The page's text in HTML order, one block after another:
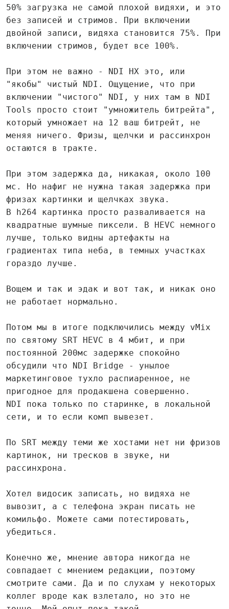
50% загрузка не самой плохой видяхи, и это
без записей и стримов. При включении
двойной записи, видяха становится 75%. При
включении стримов, будет все 100%.
При этом не важно - NDI HX это, или
"якобы" чистый NDI. Ощущение, что при
включении "чистого" NDI, у них там в NDI
Tools просто стоит "умножитель битрейта",
который умножает на 12 ваш битрейт, не
меняя ничего. Фризы, щелчки и рассинхрон
остаются в тракте.
При этом задержка да, никакая, около 100
мс. Но нафиг не нужна такая задержка при
фризах картинки и щелчках звука.
В h264 картинка просто разваливается на
квадратные шумные пиксели. В HEVC немного
лучше, только видны артефакты на
градиентах типа неба, в темных участках
гораздо лучше.
Вощем и так и эдак и вот так, и никак оно
не работает нормально.
Потом мы в итоге подключились между vMix
по святому SRT HEVC в 4 мбит, и при
постоянной 200мс задержке спокойно
обсудили что NDI Bridge - унылое
маркетинговое тухло распиаренное, не
пригодное для продакшена совершенно.
NDI пока только по старинке, в локальной
сети, и то если комп вывезет.
По SRT между теми же хостами нет ни фризов
картинок, ни тресков в звуке, ни
рассинхрона.
Хотел видосик записать, но видяха не
вывозит, а с телефона экран писать не
комильфо. Можете сами потестировать,
убедиться.
Конечно же, мнение автора никогда не
совпадает с мнением редакции, поэтому
смотрите сами. Да и по слухам у некоторых
коллег вроде как взлетало, но это не